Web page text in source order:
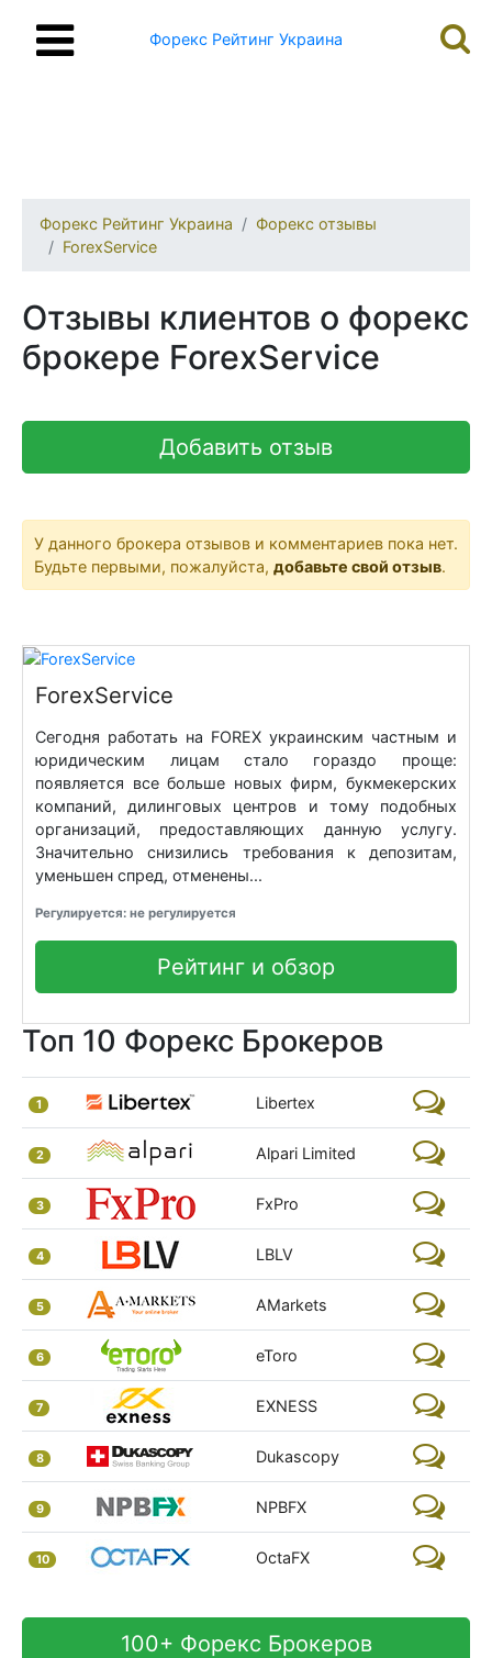
Форекс Рейтинг Украина
Форекс Рейтинг Украина
Форекс отзывы
ForexService
Отзывы клиентов о форекс
брокере ForexService
Добавить отзыв
У данного брокера отзывов и комментариев пока нет.
Будьте первыми, пожалуйста, добавьте свой отзыв.
ForexService
Сегодня работать на FOREX украинским частным и
юридическим лицам стало гораздо проще:
появляется все больше новых фирм, букмекерских
компаний, дилинговых центров и тому подобных
организаций, предоставляющих данную услугу.
Значительно снизились требования к депозитам,
уменьшен спред, отменены...
Регулируется: не регулируется
Рейтинг и обзор
Топ 10 Форекс Брокеров
1 Libertex
2 Alpari Limited
3 FxPro
4 LBLV
5 AMarkets
6 eToro
7 EXNESS
8 Dukascopy
9 NPBFX
10 OctaFX
100+ Форекс Брокеров